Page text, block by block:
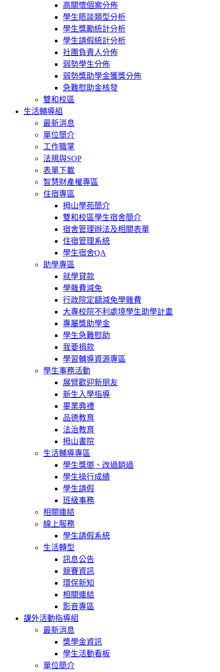
高關懷個案分佈
學生晤談類型分析
學生獎勵統計分析
學生請假統計分析
社團負責人分佈
弱勢學生分佈
弱勢獎助學金獲獎分佈
急難慰助金核發
雙和校區
生活輔導組
最新消息
單位簡介
工作職掌
法規與SOP
表單下載
智慧財產權專區
住宿專區
拇山學苑簡介
雙和校區學生宿舍簡介
宿舍管理辦法及相關表單
住宿管理系統
學生宿舍QA
助學專區
就學貸款
學雜費減免
行政院定額減免學雜費
大專校院不利處境學生助學計畫
專屬獎助學金
學生急難慰助
我要捐款
學習輔導資源專區
學生事務活動
展臂歡迎新朋友
新生入學指導
畢業典禮
品德教育
法治教育
拇山書院
生活輔導專區
學生獎懲、改過銷過
學生操行成績
學生請假
班級事務
相關連結
線上服務
學生請假系統
生活轉型
訊息公告
競賽資訊
環保新知
相關連結
影音專區
課外活動指導組
最新消息
獎學金資訊
學生活動看板
單位簡介